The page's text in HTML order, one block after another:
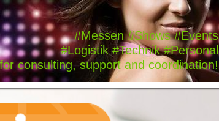
#Messen #Shows #Events
#Logistik #Technik #Personal
consulting, support and coordination!